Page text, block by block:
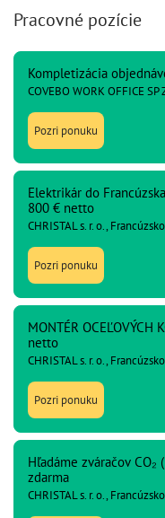
Pracovné pozície
Kompletizácia
COVEBO WORK OFFICE
Pozri ponuku
Elektrikár do
800 € netto
CHRISTAL s. r. o., Francúzsko
Pozri ponuku
MONTÉR OCEĽOVÝCH
netto
CHRISTAL s. r. o., Francúzsko
Pozri ponuku
Hľadáme zváračov
zdarma
CHRISTAL s. r. o., Francúzsko